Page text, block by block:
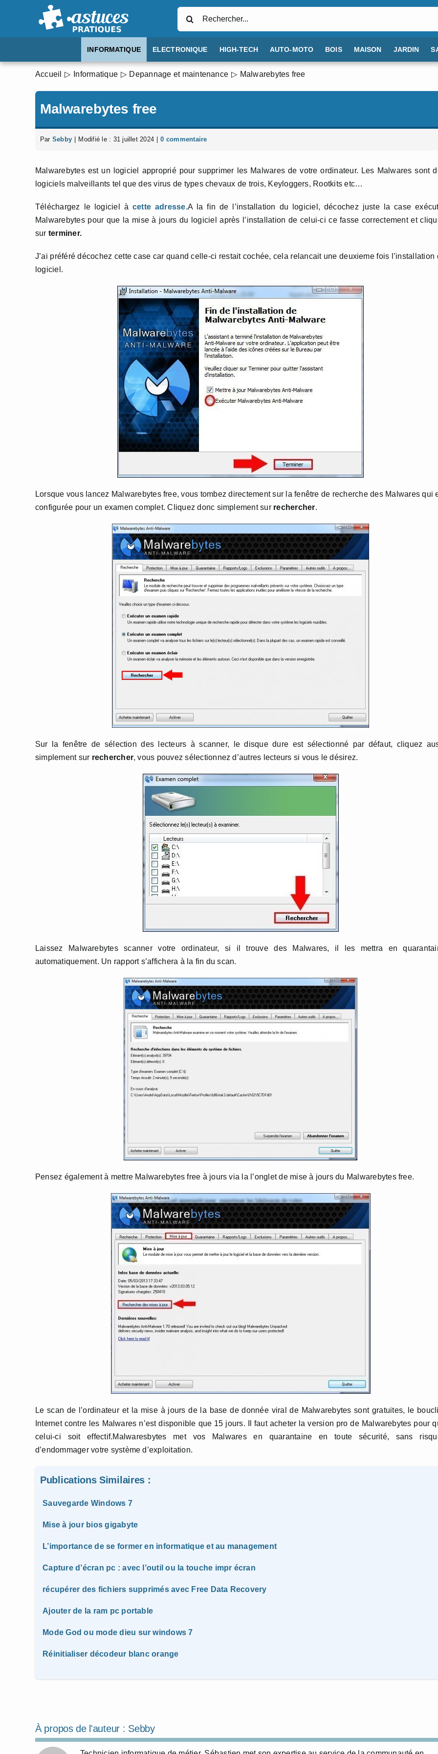
INFORMATIQUE ELECTRONIQUE HIGH-TECH AUTO-MOTO BOIS MAISON JARDIN
Accueil Informatique Depannage et maintenance Malwarebytes free
Malwarebytes free
Par Sebby Modifié le : 31 juillet 2024 0 commentaire
Malwarebytes est un logiciel approprié pour supprimer les Malwares de votre ordinateur. Les Malwares sont
logiciels malveillants tel que des virus de types chevaux de trois, Keyloggers, Rootkits etc…
Téléchargez le logiciel à cette adresse.A la fin de l’installation du logiciel, décochez juste la case
Malwarebytes pour que la mise à jours du logiciel après l’installation de celui-ci ce fasse correctement et
sur terminer.
J’ai préféré décochez cette case car quand celle-ci restait cochée, cela relancait une deuxieme fois l’installation
logiciel.
Lorsque vous lancez Malwarebytes free, vous tombez directement sur la fenêtre de recherche des Malwares qui
configurée pour un examen complet. Cliquez donc simplement sur rechercher.
Sur la fenêtre de sélection des lecteurs à scanner, le disque dure est sélectionné par défaut, cliquez
simplement sur rechercher, vous pouvez sélectionnez d’autres lecteurs si vous le désirez.
Laissez Malwarebytes scanner votre ordinateur, si il trouve des Malwares, il les mettra en
automatiquement. Un rapport s’affichera à la fin du scan.
Pensez également à mettre Malwarebytes free à jours via la l’onglet de mise à jours du Malwarebytes free.
Le scan de l’ordinateur et la mise à jours de la base de donnée viral de Malwarebytes sont gratuites, le
Internet contre les Malwares n’est disponible que 15 jours. Il faut acheter la version pro de Malwarebytes pour
celui-ci soit effectif.Malwaresbytes met vos Malwares en quarantaine en toute sécurité, sans
d’endommager votre système d’exploitation.
Publications Similaires :
Sauvegarde Windows 7
Mise à jour bios gigabyte
L’importance de se former en informatique et au management
Capture d’écran pc : avec l’outil ou la touche impr écran
récupérer des fichiers supprimés avec Free Data Recovery
Ajouter de la ram pc portable
Mode God ou mode dieu sur windows 7
Réinitialiser décodeur blanc orange
À propos de l'auteur : Sebby